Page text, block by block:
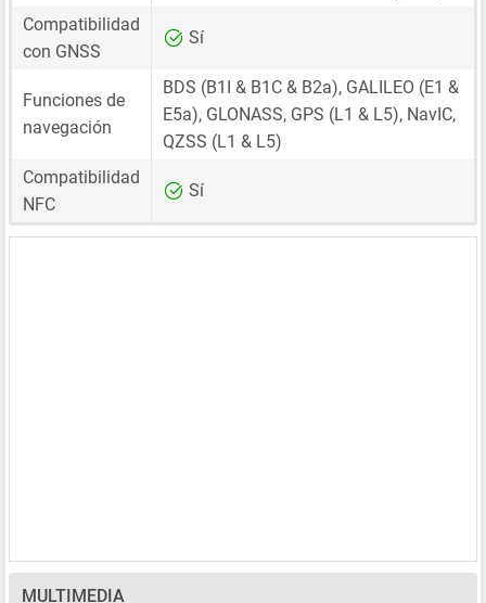
Compatibilidad
con GNSS
Sí
Funciones de
navegación
BDS (B1I & B1C & B2a), GALILEO (E1 &
E5a), GLONASS, GPS (L1 & L5), NavIC,
QZSS (L1 & L5)
Compatibilidad
NFC
Sí
MULTIMEDIA